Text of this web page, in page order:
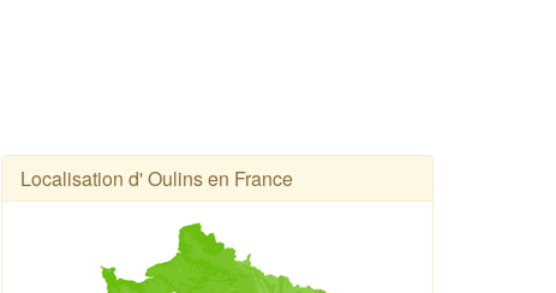
Localisation d' Oulins en France